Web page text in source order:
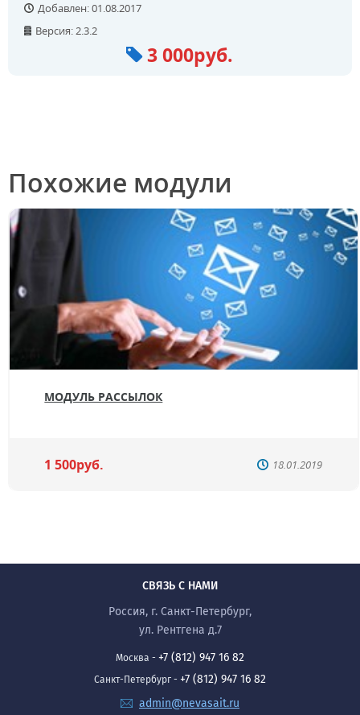
Добавлен: 01.08.2017
Версия: 2.3.2
3 000руб.
Похожие модули
МОДУЛЬ РАССЫЛОК
1 500руб. 18.01.2019
СВЯЗЬ С НАМИ
Россия, г. Санкт-Петербург,
ул. Рентгена д.7
Москва - +7 (812) 947 16 82
Санкт-Петербург - +7 (812) 947 16 82
admin@nevasait.ru